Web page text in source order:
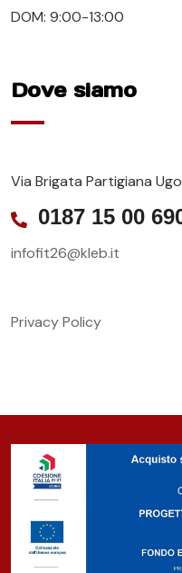
DOM: 9:00-13:00
Dove siamo
Via Brigata Partigiana
0187 15 00
infofit26@kleb.it
Privacy Policy